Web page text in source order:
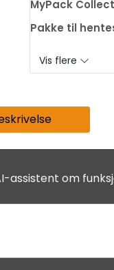
MyPack Collect
Pakke til
Vis flere
om